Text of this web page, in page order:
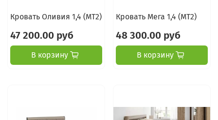
Кровать Оливия 1,4 (МТ2)
47 200.00 руб
В корзину
Кровать Мега 1,4 (МТ2)
48 300.00 руб
В корзину